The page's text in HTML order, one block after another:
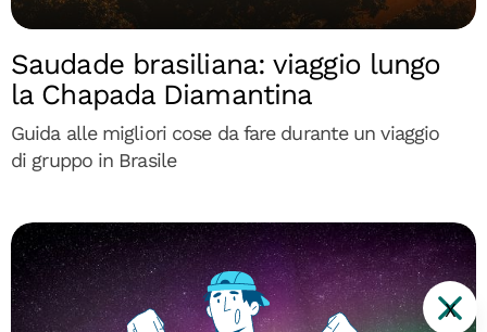
Saudade brasiliana: viaggio lungo
la Chapada Diamantina
Guida alle migliori cose da fare durante un viaggio
di gruppo in Brasile
X